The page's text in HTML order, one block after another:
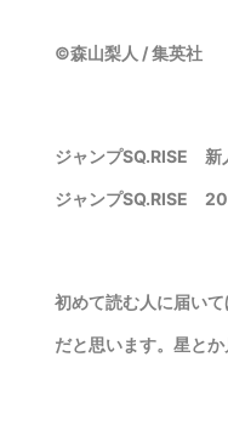
©森山梨人 / 集英社
ジャンプSQ.RISE
ジャンプSQ.RISE
初めて読む人に届い
だと思います。星とか